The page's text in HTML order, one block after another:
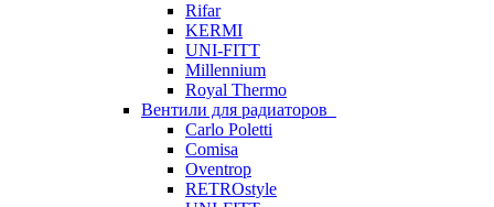
Rifar
KERMI
UNI-FITT
Millennium
Royal Thermo
Вентили для радиаторов
Carlo Poletti
Comisa
Oventrop
RETROstyle